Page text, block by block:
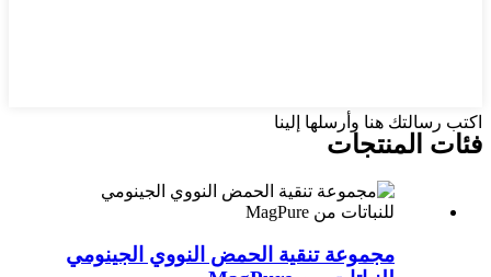
اكتب رسالتك هنا وأرسلها إلينا
فئات المنتجات
مجموعة تنقية الحمض النووي الجينومي